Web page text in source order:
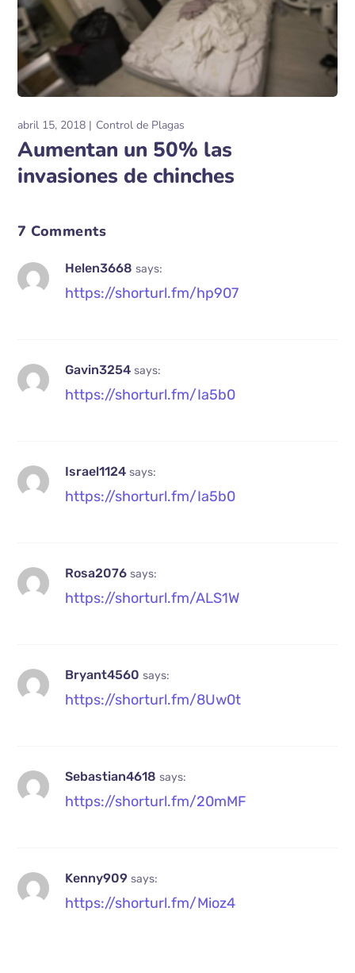
abril 15, 2018 Control de Plagas
Aumentan un 50% las
invasiones de chinches
7 Comments
Helen3668says:
https://shorturl.fm/hp907
Gavin3254says:
https://shorturl.fm/Ia5b0
Israel1124says:
https://shorturl.fm/Ia5b0
Rosa2076says:
https://shorturl.fm/ALS1W
Bryant4560says:
https://shorturl.fm/8Uw0t
Sebastian4618says:
https://shorturl.fm/20mMF
Kenny909says:
https://shorturl.fm/Mioz4